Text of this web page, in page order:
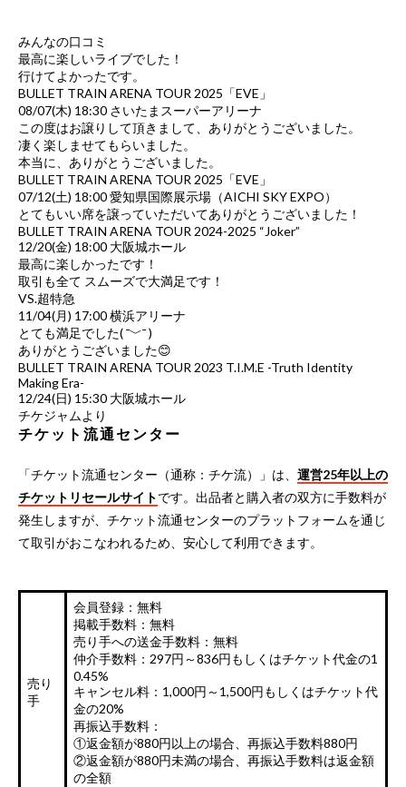
みんなの口コミ
最高に楽しいライブでした！
行けてよかったです。
BULLET TRAIN ARENA TOUR 2025「EVE」
08/07(木) 18:30 さいたまスーパーアリーナ
この度はお譲りして頂きまして、ありがとうございました。
凄く楽しませてもらいました。
本当に、ありがとうございました。
BULLET TRAIN ARENA TOUR 2025「EVE」
07/12(土) 18:00 愛知県国際展示場（AICHI SKY EXPO）
とてもいい席を譲っていただいてありがとうございました！
BULLET TRAIN ARENA TOUR 2024-2025 “Joker”
12/20(金) 18:00 大阪城ホール
最高に楽しかったです！
取引も全て スムーズで大満足です！
VS.超特急
11/04(月) 17:00 横浜アリーナ
とても満足でした( ¯﹀¯ )
ありがとうございました😊
BULLET TRAIN ARENA TOUR 2023 T.I.M.E -Truth Identity
Making Era-
12/24(日) 15:30 大阪城ホール
チケジャムより
チケット流通センター
「チケット流通センター（通称：チケ流）」は、 運営25年以上の
チケットリセールサイトです。出品者と購入者の双方に手数料が
発生しますが、チケット流通センターのプラットフォームを通じ
て取引がおこなわれるため、安心して利用できます。
売り
手
会員登録：無料
掲載手数料：無料
売り手への送金手数料：無料
仲介手数料：297円～836円もしくはチケット代金の1
0.45%
キャンセル料：1,000円～1,500円もしくはチケット代
金の20%
再振込手数料：
①返金額が880円以上の場合、再振込手数料880円
②返金額が880円未満の場合、再振込手数料は返金額
の全額